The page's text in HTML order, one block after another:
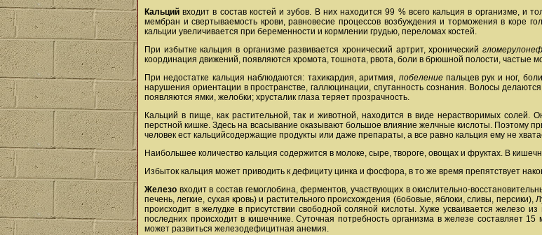
Кальций входит в состав костей и зубов. В них находится 99 % всего кальция в организме, и
мембран и свертываемость крови, равновесие процессов возбуждения и торможения в коре
кальции увеличивается при беременности и кормлении грудью, переломах костей.
При избытке кальция в организме развивается хронический артрит, хронический
координация движений, появляются хромота, тошнота, рвота, боли в брюшной полости, частые
При недостатке кальция наблюдаются: тахикардия, аритмия, побелениепальцев рук и ног,
нарушения ориентации в пространстве, галлюцинации, спутанность сознания. Волосы
появляются ямки, желобки; хрусталик глаза теряет прозрачность.
Кальций в пище, как растительной, так и животной, находится в виде нерастворимых
перстной кишке. Здесь на всасывание оказывают большое влияние желчные кислоты. Поэтому
человек ест кальцийсодержащие продукты или даже препараты, а все равно кальция ему не
Наибольшее количество кальция содержится в молоке, сыре, твороге, овощах и фруктах. В
Избыток кальция может приводить к дефициту цинка и фосфора, в то же время препятствует
Железо входит в состав гемоглобина, ферментов, участвующих в окислительно-
печень, легкие, сухая кровь) и растительного происхождения (бобовые, яблоки, сливы,
происходит в желудке в присутствии свободной соляной кислоты. Хуже усваивается железо
последних происходит в кишечнике. Суточная потребность организма в железе составляет
может развиться железодефицитная анемия.